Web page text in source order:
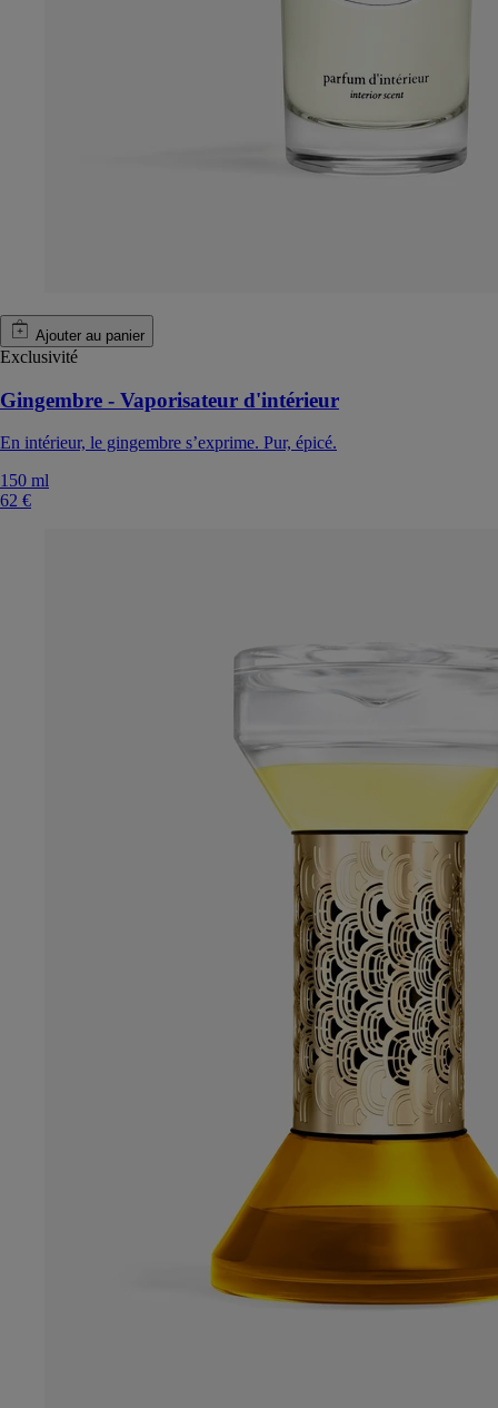
Ajouter au panier
Exclusivité
Gingembre - Vaporisateur d'intérieur
En intérieur, le gingembre s’exprime. Pur, épicé.
150 ml
62 €